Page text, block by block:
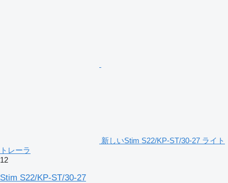
新しいStim S22/KP-ST/30-27 ライト
トレーラ
12
Stim S22/KP-ST/30-27